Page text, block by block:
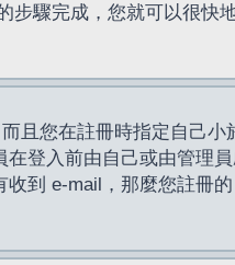
步驟完成，您就可以很快
且您在註冊時指定自己小
登入前由自己或由管理
到 e-mail，那麼您註冊